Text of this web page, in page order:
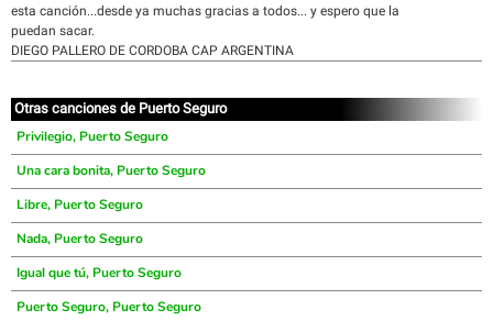
esta canción...desde ya muchas gracias a todos... y espero que la
puedan sacar.
DIEGO PALLERO DE CORDOBA CAP ARGENTINA
Otras canciones de Puerto Seguro
Privilegio, Puerto Seguro
Una cara bonita, Puerto Seguro
Libre, Puerto Seguro
Nada, Puerto Seguro
Igual que tú, Puerto Seguro
Puerto Seguro, Puerto Seguro